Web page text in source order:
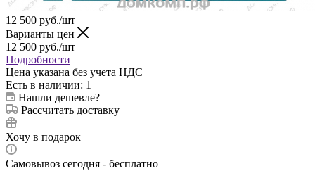
12 500 руб./шт
Варианты цен
12 500 руб./шт
Подробности
Цена указана без учета НДС
Есть в наличии: 1
Нашли дешевле?
Рассчитать доставку
Хочу в подарок
Самовывоз сегодня - бесплатно